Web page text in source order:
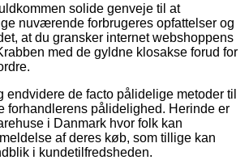
solide genveje til at
nuværende forbrugeres opfattelser og
at du gransker internet webshoppens
med de gyldne klosakse forud for
endvidere de facto pålidelige metoder til
forhandlerens pålidelighed. Herinde er
i Danmark hvor folk kan
af deres køb, som tillige kan
i kundetilfredsheden.